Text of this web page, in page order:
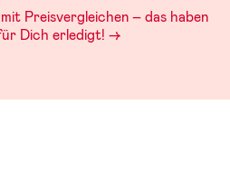
Preisvergleichen – das haben
Dich erledigt! ->